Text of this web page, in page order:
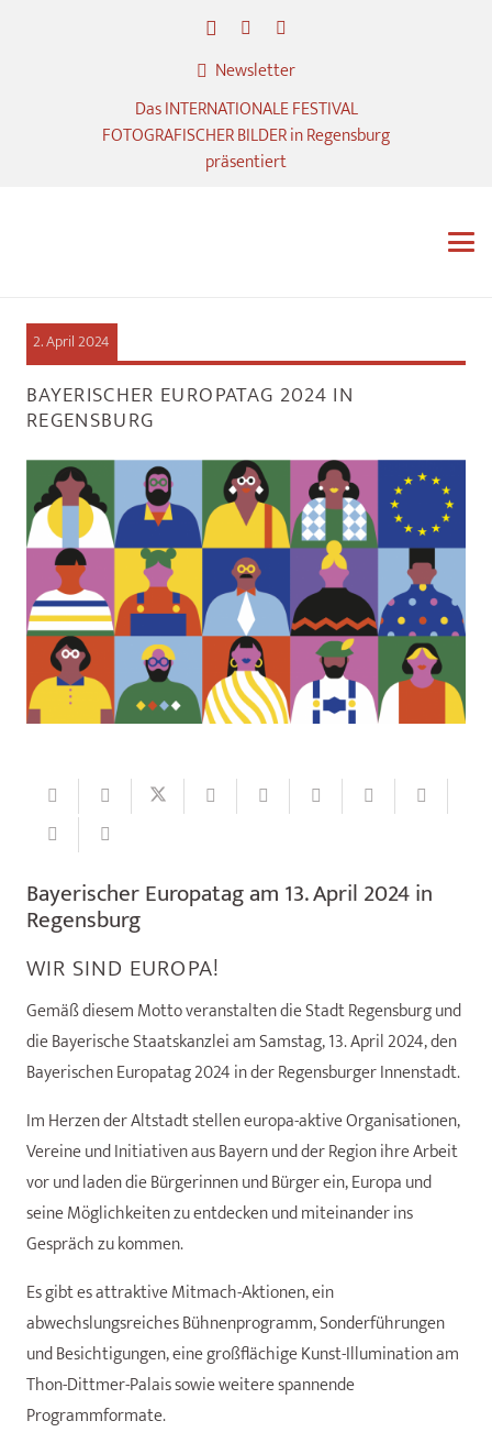
Newsletter
Das INTERNATIONALE FESTIVAL
FOTOGRAFISCHER BILDER in Regensburg
präsentiert
2. April 2024
BAYERISCHER EUROPATAG 2024 IN
REGENSBURG
Bayerischer Europatag am 13. April 2024 in
Regensburg
WIR SIND EUROPA!
Gemäß diesem Motto veranstalten die Stadt Regensburg und
die Bayerische Staatskanzlei am Samstag, 13. April 2024, den
Bayerischen Europatag 2024 in der Regensburger Innenstadt.
Im Herzen der Altstadt stellen europa-aktive Organisationen,
Vereine und Initiativen aus Bayern und der Region ihre Arbeit
vor und laden die Bürgerinnen und Bürger ein, Europa und
seine Möglichkeiten zu entdecken und miteinander ins
Gespräch zu kommen.
Es gibt es attraktive Mitmach-Aktionen, ein
abwechslungsreiches Bühnenprogramm, Sonderführungen
und Besichtigungen, eine großflächige Kunst-Illumination am
Thon-Dittmer-Palais sowie weitere spannende
Programmformate.